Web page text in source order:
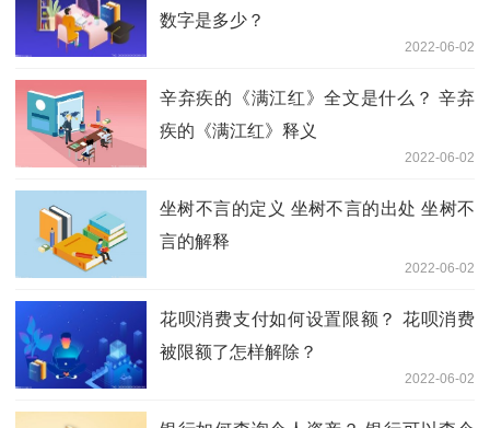
数字是多少？
2022-06-02
辛弃疾的《满江红》全文是什么？ 辛弃
疾的《满江红》释义
2022-06-02
坐树不言的定义 坐树不言的出处 坐树不
言的解释
2022-06-02
花呗消费支付如何设置限额？ 花呗消费
被限额了怎样解除？
2022-06-02